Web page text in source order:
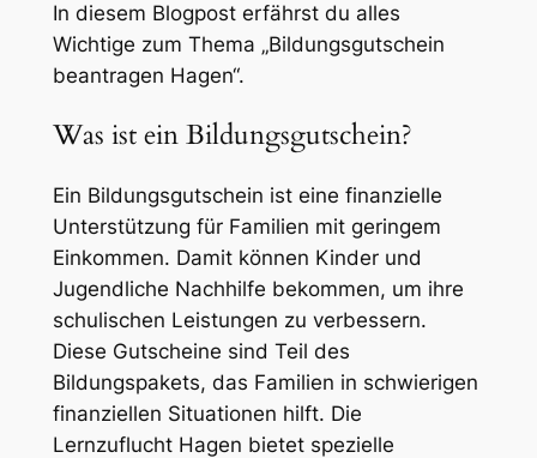
In diesem Blogpost erfährst du alles
Wichtige zum Thema „Bildungsgutschein
beantragen Hagen“.
Was ist ein Bildungsgutschein?
Ein Bildungsgutschein ist eine finanzielle
Unterstützung für Familien mit geringem
Einkommen. Damit können Kinder und
Jugendliche Nachhilfe bekommen, um ihre
schulischen Leistungen zu verbessern.
Diese Gutscheine sind Teil des
Bildungspakets, das Familien in schwierigen
finanziellen Situationen hilft. Die
Lernzuflucht Hagen bietet spezielle